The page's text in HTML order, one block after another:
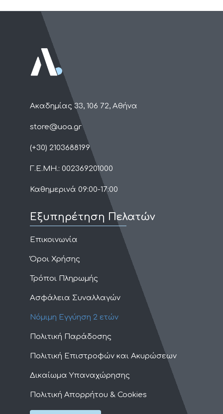
Ακαδημίας 33, 106 72, Αθήνα
store@uoa.gr
(+30) 2103688199
Γ.Ε.ΜΗ.: 002369201000
Καθημερινά 09:00-17:00​
Εξυπηρέτηση Πελατών
Επικοινωνία
Όροι Χρήσης
Τρόποι Πληρωμής
Ασφάλεια Συναλλαγών
Νόμιμη Εγγύηση 2 ετών
Πολιτική Παράδοσης
Πολιτική Επιστροφών και Ακυρώσεων
Δικαίωμα Υπαναχώρησης
Πολιτική Απορρήτου & Cookies